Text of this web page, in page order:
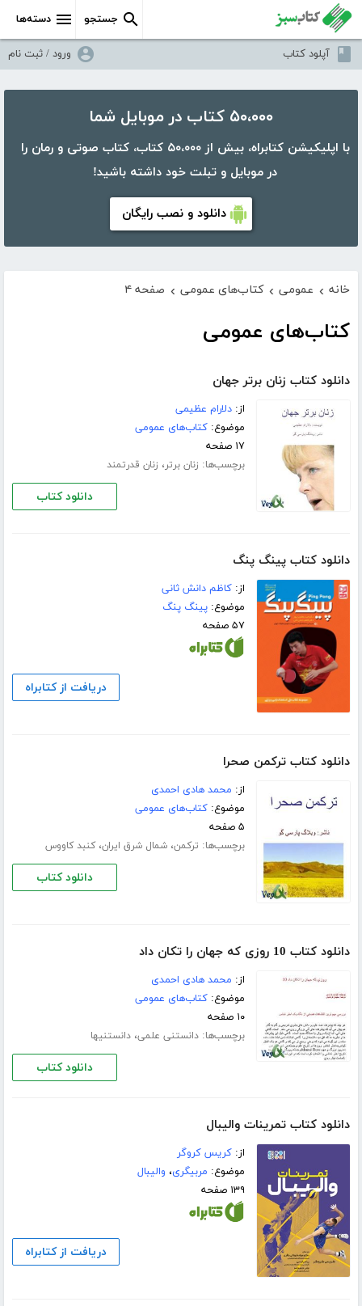
دسته‌ها جستجو
آپلود کتاب ورود / ثبت نام
۵۰،۰۰۰ کتاب در موبایل شما
با اپلیکیشن کتابراه، بیش از ۵۰،۰۰۰ کتاب، کتاب صوتی و رمان را
در موبایل و تبلت خود داشته باشید!
دانلود و نصب رایگان
خانه › عمومی › کتاب‌های عمومی › صفحه ۴
کتاب‌های عمومی
دانلود کتاب زنان برتر جهان
از:دلارام عظیمی
موضوع:کتاب‌های عمومی
۱۷ صفحه
برچسب‌ها: زنان برتر، زنان قدرتمند
دانلود کتاب
دانلود کتاب پینگ پنگ
از:کاظم دانش ثانی
موضوع:پینگ پنگ
۵۷ صفحه
دریافت از کتابراه
دانلود کتاب ترکمن صحرا
از: محمد هادی احمدی
موضوع:کتاب‌های عمومی
۵ صفحه
برچسب‌ها: ترکمن،شمال شرق ایران،کنبد کاووس
دانلود کتاب
دانلود کتاب 10 روزی که جهان را تکان داد
از: محمد هادی احمدی
موضوع:کتاب‌های عمومی
۱۰ صفحه
برچسب‌ها:دانستنی علمی،دانستنیها
دانلود کتاب
دانلود کتاب تمرینات والیبال
از:کریس کروگر
موضوع: مربیگری، والیبال
۱۳۹ صفحه
دریافت از کتابراه